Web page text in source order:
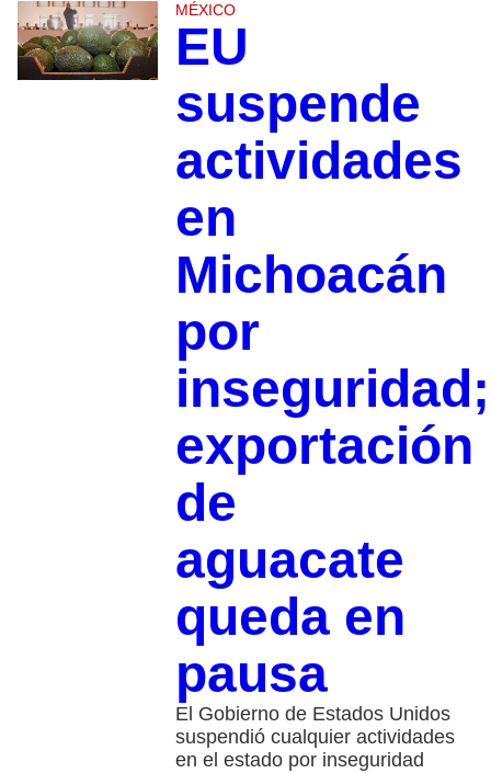
MÉXICO
EU
suspende
actividades
en
Michoacán
por
inseguridad;
exportación
de
aguacate
queda en
pausa
El Gobierno de Estados Unidos
suspendió cualquier actividades
en el estado por inseguridad